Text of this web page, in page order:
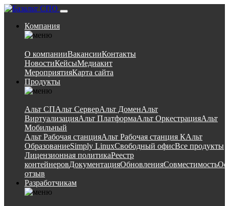
Компания
О компанииВакансииКонтакты
НовостиКейсыМедиакит
МероприятияКарта сайта
Продукты
Альт СПАльт СерверАльт ДоменАльт
ВиртуализацияАльт ПлатформаАльт ОркестрацияАльт
Мобильный
Альт Рабочая станцияАльт Рабочая станция КАльт
ОбразованиеSimply LinuxСвободный офисВсе продукты
Лицензионная политикаРеестр
контейнеровДокументацияОбновленияСовместимость
отзыв
Разработчикам